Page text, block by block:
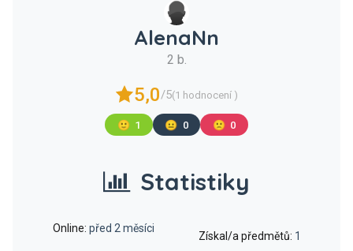
AlenaNn
2 b.
5,0/5(1 hodnocení )
🙂 1 😐 0 🙁 0
Statistiky
Online: před 2 měsíci
Získal/a předmětů: 1